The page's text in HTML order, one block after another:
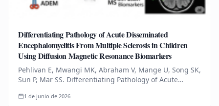
Differentiating Pathology of Acute Disseminated
Encephalomyelitis From Multiple Sclerosis in Children
Using Diffusion Magnetic Resonance Biomarkers
Pehlivan E, Mwangi MK, Abraham V, Mange U, Song SK,
Sun P, Mar SS. Differentiating Pathology of Acute
Sclerosis in Children Using…
1 de junio de 2026